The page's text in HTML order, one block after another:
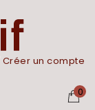
Créer un compte
0